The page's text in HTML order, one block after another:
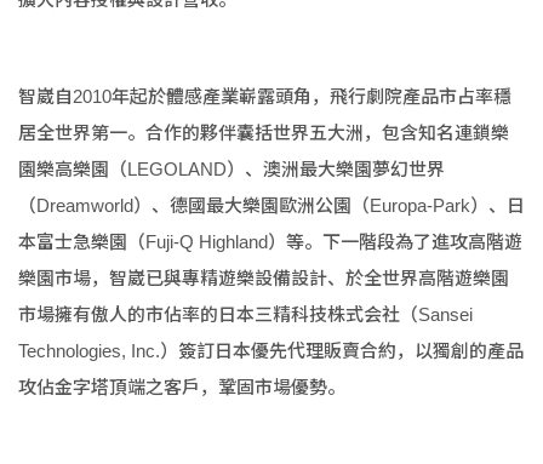
智崴自2010年起於體感產業嶄露頭角，飛行劇院產品市占率穩
居全世界第一。合作的夥伴囊括世界五大洲，包含知名連鎖樂
園樂高樂園（LEGOLAND）、澳洲最大樂園夢幻世界
（Dreamworld）、德國最大樂園歐洲公園（Europa-Park）、日
本富士急樂園（Fuji-Q Highland）等。下一階段為了進攻高階遊
樂園市場，智崴已與專精遊樂設備設計、於全世界高階遊樂園
市場擁有傲人的市佔率的日本三精科技株式会社（Sansei
Technologies, Inc.）簽訂日本優先代理販賣合約，以獨創的產品
攻佔金字塔頂端之客戶，鞏固市場優勢。